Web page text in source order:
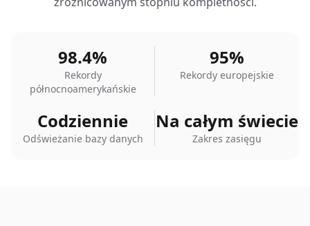
98.4%
Rekordy
północnoamerykańskie
95%
Rekordy europejskie
Codziennie
Odświeżanie bazy danych
Na całym świecie
Zakres zasięgu